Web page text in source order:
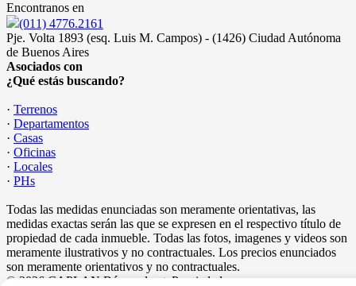
Encontranos en
(011) 4776.2161
Pje. Volta 1893 (esq. Luis M. Campos) - (1426) Ciudad Autónoma
de Buenos Aires
Asociados con
¿Qué estás buscando?
· Terrenos
· Departamentos
· Casas
· Oficinas
· Locales
· PHs
Todas las medidas enunciadas son meramente orientativas, las
medidas exactas serán las que se expresen en el respectivo título de
propiedad de cada inmueble. Todas las fotos, imagenes y videos son
meramente ilustrativos y no contractuales. Los precios enunciados
son meramente orientativos y no contractuales.
© 2026 CAPLAN Búsquedas + Propiedades.